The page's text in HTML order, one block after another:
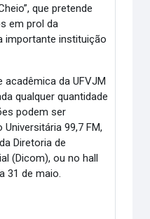
que pretende
em prol da
importante instituição
acadêmica da UFVJM
qualquer quantidade
podem ser
99,7 FM,
Diretoria de
(Dicom), ou no hall
31 de maio.